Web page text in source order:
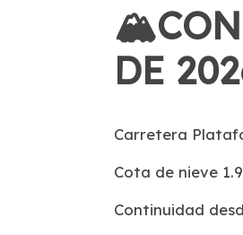
DE
Carretera
Cota de nieve
Continuidad